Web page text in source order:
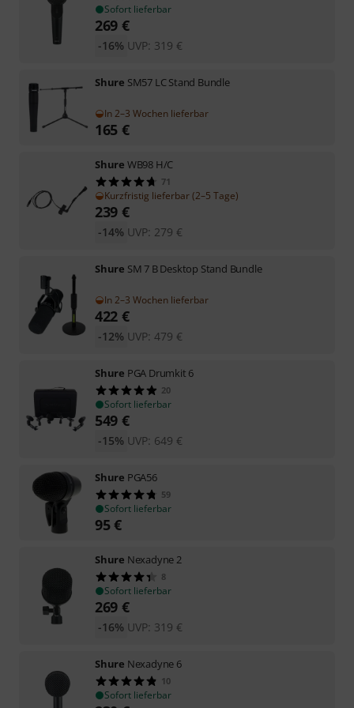
Sofort lieferbar
269 €
UVP: 319 €
-16%
Shure SM57 LC Stand Bundle
In 2–3 Wochen lieferbar
165 €
Shure WB98 H/C
71
Kurzfristig lieferbar (2–5 Tage)
239 €
UVP: 279 €
-14%
Shure SM 7 B Desktop Stand Bundle
In 2–3 Wochen lieferbar
422 €
UVP: 479 €
-12%
Shure PGA Drumkit 6
20
Sofort lieferbar
549 €
UVP: 649 €
-15%
Shure PGA56
59
Sofort lieferbar
95€
Shure Nexadyne 2
8
Sofort lieferbar
269 €
UVP: 319 €
-16%
Shure Nexadyne 6
10
Sofort lieferbar